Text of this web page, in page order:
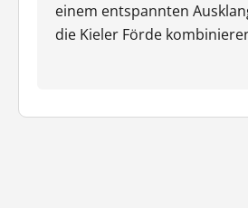
einem entspannten
die Kieler Förde